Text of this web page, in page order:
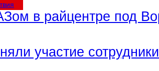
в райцентре под
участие